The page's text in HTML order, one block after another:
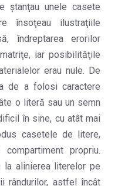
ştanţau unele casete
însoţeau ilustraţiile
îndreptarea erorilor
iar posibilităţile
erau nule. De
de a folosi caractere
o literă sau un semn
în sine, cu atât mai
casetele de litere,
propriu.
la alinierea literelor pe
rândurilor, astfel încât